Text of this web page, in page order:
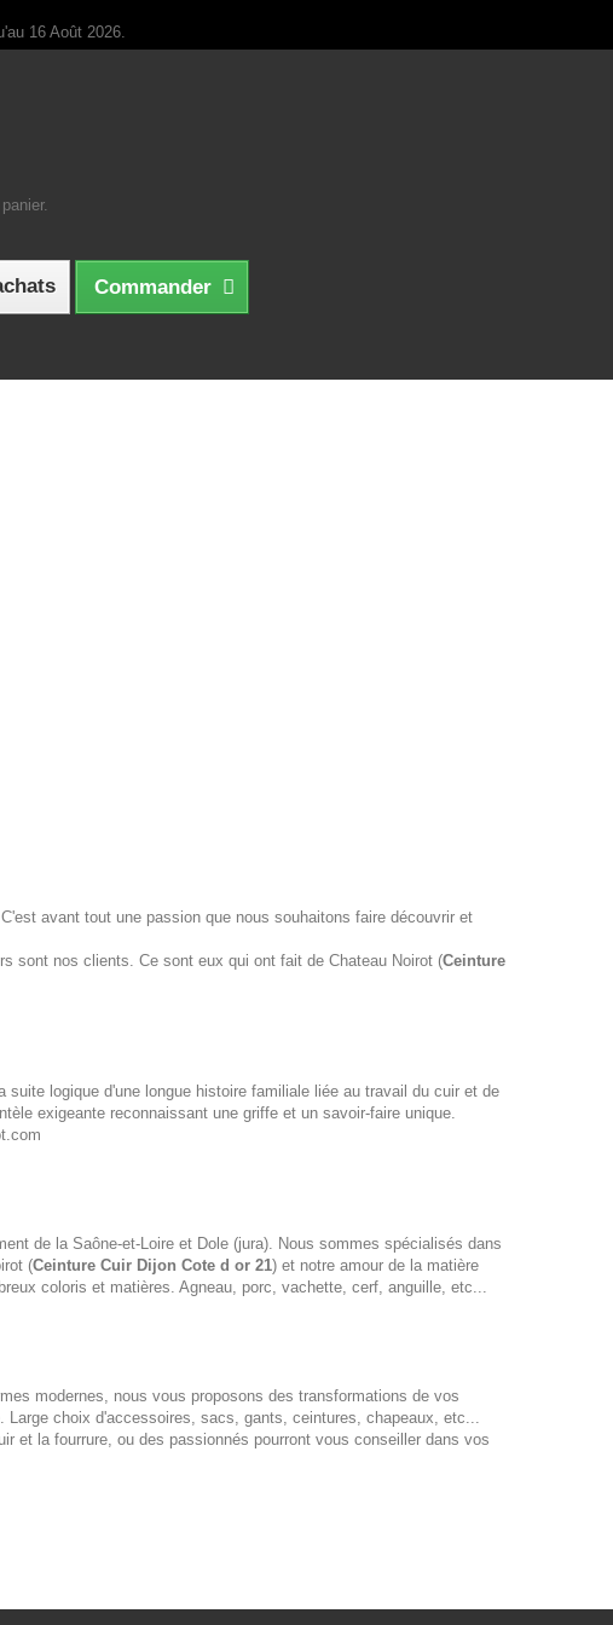
Août 2026.
Commander
avant tout une passion que nous souhaitons faire découvrir et
sont nos clients. Ce sont eux qui ont fait de Chateau Noirot (Ceinture
logique d'une longue histoire familiale liée au travail du cuir et de
exigeante reconnaissant une griffe et un savoir-faire unique.
de la Saône-et-Loire et Dole (jura). Nous sommes spécialisés dans
(Ceinture Cuir Dijon Cote d or 21) et notre amour de la matière
coloris et matières. Agneau, porc, vachette, cerf, anguille, etc...
modernes, nous vous proposons des transformations de vos
choix d'accessoires, sacs, gants, ceintures, chapeaux, etc...
et la fourrure, ou des passionnés pourront vous conseiller dans vos